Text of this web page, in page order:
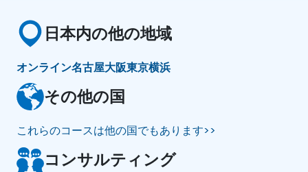
日本内の他の地域
オンライン名古屋大阪東京横浜
その他の国
これらのコースは他の国でもあります>>
コンサルティング